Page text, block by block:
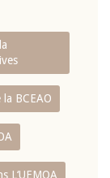
BCEAO
L‘UEMOA